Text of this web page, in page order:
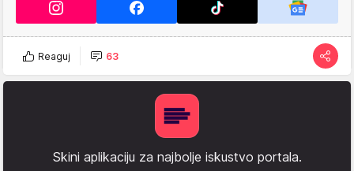
Reaguj 63
Skini aplikaciju za najbolje iskustvo portala.